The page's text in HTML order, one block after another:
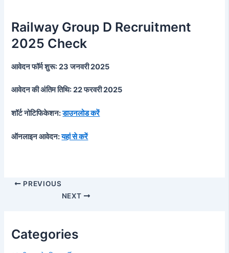
Railway Group D Recruitment
2025 Check
आवेदन फॉर्म शुरू:23 जनवरी 2025
आवेदन की अंतिम तिथि: 22 फरवरी 2025
शॉर्ट नोटिफिकेशन:डाउनलोड करें
ऑनलाइन आवेदन:यहां से करें
PREVIOUS
NEXT
Categories